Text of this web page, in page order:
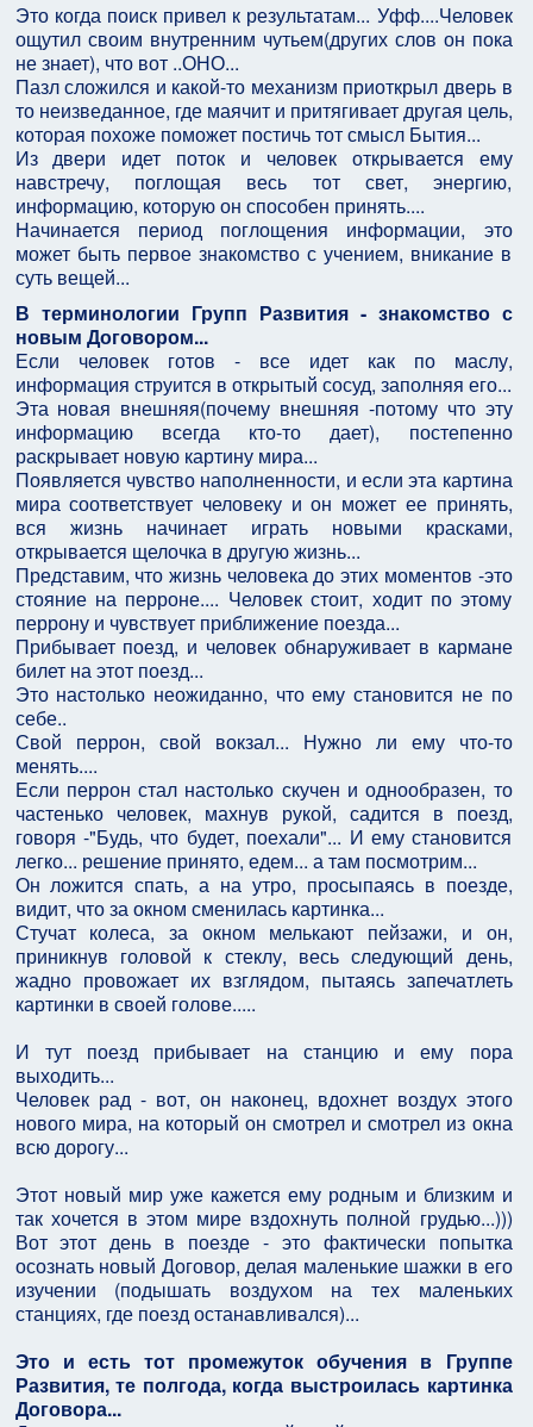
Это когда поиск привел к результатам... Уфф....Человек
ощутил своим внутренним чутьем(других слов он пока
не знает), что вот ..ОНО...
Пазл сложился и какой-то механизм приоткрыл дверь в
то неизведанное, где маячит и притягивает другая цель,
которая похоже поможет постичь тот смысл Бытия...
Из двери идет поток и человек открывается ему
навстречу, поглощая весь тот свет, энергию,
информацию, которую он способен принять....
Начинается период поглощения информации, это
может быть первое знакомство с учением, вникание в
суть вещей...
В терминологии Групп Развития - знакомство с
новым Договором...
Если человек готов - все идет как по маслу,
информация струится в открытый сосуд, заполняя его...
Эта новая внешняя(почему внешняя -потому что эту
информацию всегда кто-то дает), постепенно
раскрывает новую картину мира...
Появляется чувство наполненности, и если эта картина
мира соответствует человеку и он может ее принять,
вся жизнь начинает играть новыми красками,
открывается щелочка в другую жизнь...
Представим, что жизнь человека до этих моментов -это
стояние на перроне.... Человек стоит, ходит по этому
перрону и чувствует приближение поезда...
Прибывает поезд, и человек обнаруживает в кармане
билет на этот поезд...
Это настолько неожиданно, что ему становится не по
себе..
Свой перрон, свой вокзал... Нужно ли ему что-то
менять....
Если перрон стал настолько скучен и однообразен, то
частенько человек, махнув рукой, садится в поезд,
говоря -"Будь, что будет, поехали"... И ему становится
легко... решение принято, едем... а там посмотрим...
Он ложится спать, а на утро, просыпаясь в поезде,
видит, что за окном сменилась картинка...
Стучат колеса, за окном мелькают пейзажи, и он,
приникнув головой к стеклу, весь следующий день,
жадно провожает их взглядом, пытаясь запечатлеть
картинки в своей голове.....
И тут поезд прибывает на станцию и ему пора
выходить...
Человек рад - вот, он наконец, вдохнет воздух этого
нового мира, на который он смотрел и смотрел из окна
всю дорогу...
Этот новый мир уже кажется ему родным и близким и
так хочется в этом мире вздохнуть полной грудью...)))
Вот этот день в поезде - это фактически попытка
осознать новый Договор, делая маленькие шажки в его
изучении (подышать воздухом на тех маленьких
станциях, где поезд останавливался)...
Это и есть тот промежуток обучения в Группе
Развития, те полгода, когда выстроилась картинка
Договора...